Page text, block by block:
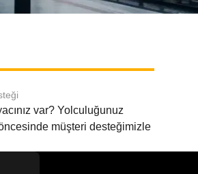
var? Yolculuğunuz
müşteri desteğimizle